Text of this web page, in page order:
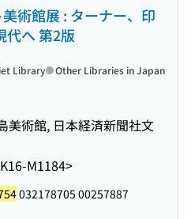
術館展 : ターナー、印
代へ 第2版
美術館, 日本経済新聞社文
M1184>
Library Other Libraries in Japan
032178705 00257887